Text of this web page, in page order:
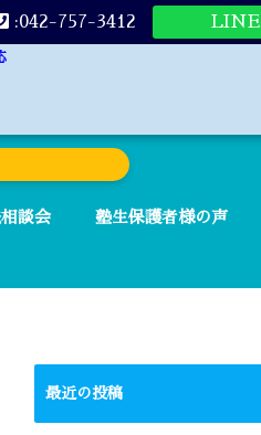
LINE
:042-757-3412
談会 塾生保護者様の声
最近の投稿